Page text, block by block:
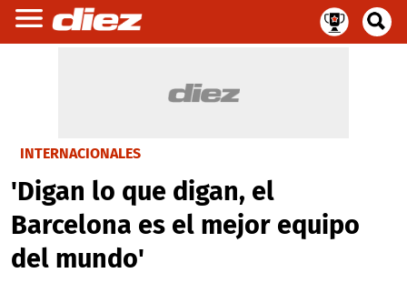
INTERNACIONALES
'Digan lo que digan, el
Barcelona es el mejor equipo
del mundo'